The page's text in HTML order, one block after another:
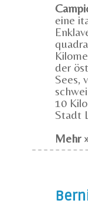
eine
der
Sees,
10
Stadt
Mehr